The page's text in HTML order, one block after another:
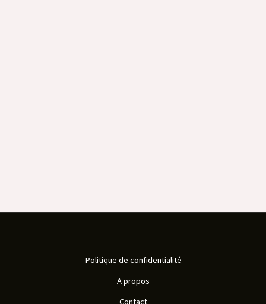
Politique de confidentialité
A propos
Contact